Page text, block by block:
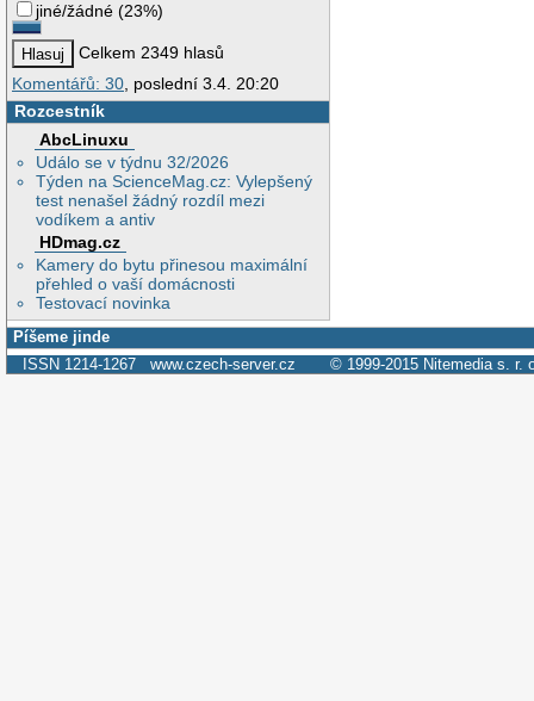
jiné/žádné (23%)
Celkem 2349 hlasů
Komentářů: 30 , poslední 3.4. 20:20
Rozcestník
AbcLinuxu
Událo se v týdnu 32/2026
Týden na ScienceMag.cz: Vylepšený
test nenašel žádný rozdíl mezi
vodíkem a antiv
HDmag.cz
Kamery do bytu přinesou maximální
přehled o vaší domácnosti
Testovací novinka
Píšeme jinde
ISSN 1214-1267 www.czech-server.cz © 1999-2015 Nitemedia s. r.